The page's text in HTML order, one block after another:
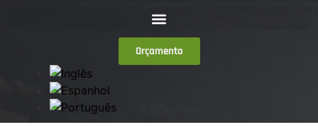
Orçamento